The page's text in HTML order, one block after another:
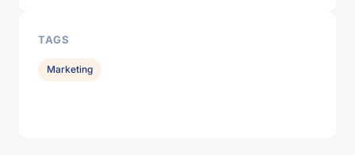
TAGS
Marketing